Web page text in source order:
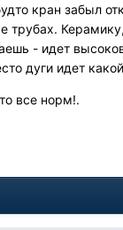
кран забыл
трубах.
- идет
дуги идет
все норм!.